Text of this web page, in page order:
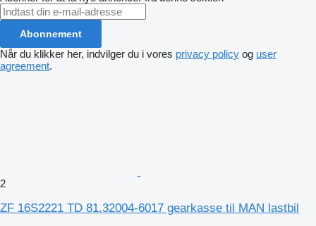
Abonnement
Når du klikker her, indvilger du i vores privacy policy og user
agreement.
2
ZF 16S2221 TD 81.32004-6017 gearkasse til MAN lastbil